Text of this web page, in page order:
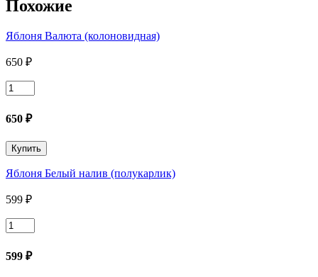
Похожие
Яблоня Валюта (колоновидная)
650 ₽
Количество
товара
Яблоня
Валюта
650 ₽
Купить
Яблоня Белый налив (полукарлик)
599 ₽
Количество
товара
Яблоня
Белый
599 ₽